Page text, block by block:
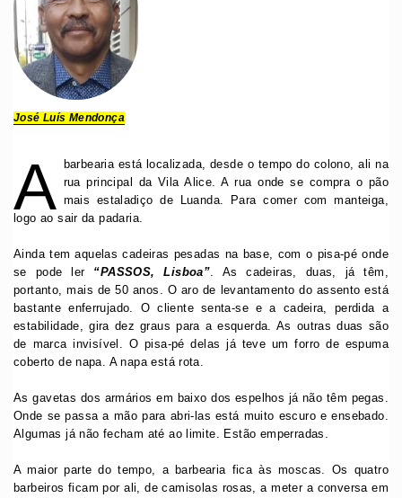
José Luís Mendonça
A
barbearia está localizada, desde o tempo do colono, ali na
rua principal da Vila Alice. A rua onde se compra o pão
mais estaladiço de Luanda. Para comer com manteiga,
logo ao sair da padaria.
Ainda tem aquelas cadeiras pesadas na base, com o pisa-pé onde
se pode ler “PASSOS, Lisboa”. As cadeiras, duas, já têm,
portanto, mais de 50 anos. O aro de levantamento do assento está
bastante enferrujado. O cliente senta-se e a cadeira, perdida a
estabilidade, gira dez graus para a esquerda. As outras duas são
de marca invisível. O pisa-pé delas já teve um forro de espuma
coberto de napa. A napa está rota.
As gavetas dos armários em baixo dos espelhos já não têm pegas.
Onde se passa a mão para abri-las está muito escuro e ensebado.
Algumas já não fecham até ao limite. Estão emperradas.
A maior parte do tempo, a barbearia fica às moscas. Os quatro
barbeiros ficam por ali, de camisolas rosas, a meter a conversa em